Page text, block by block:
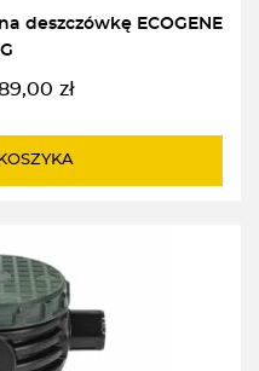
deszczówkę ECOGENE
zł